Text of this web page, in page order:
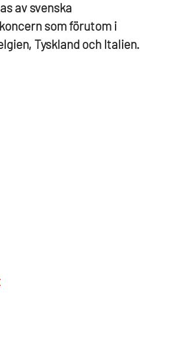
av svenska
som förutom i
Tyskland och Italien.